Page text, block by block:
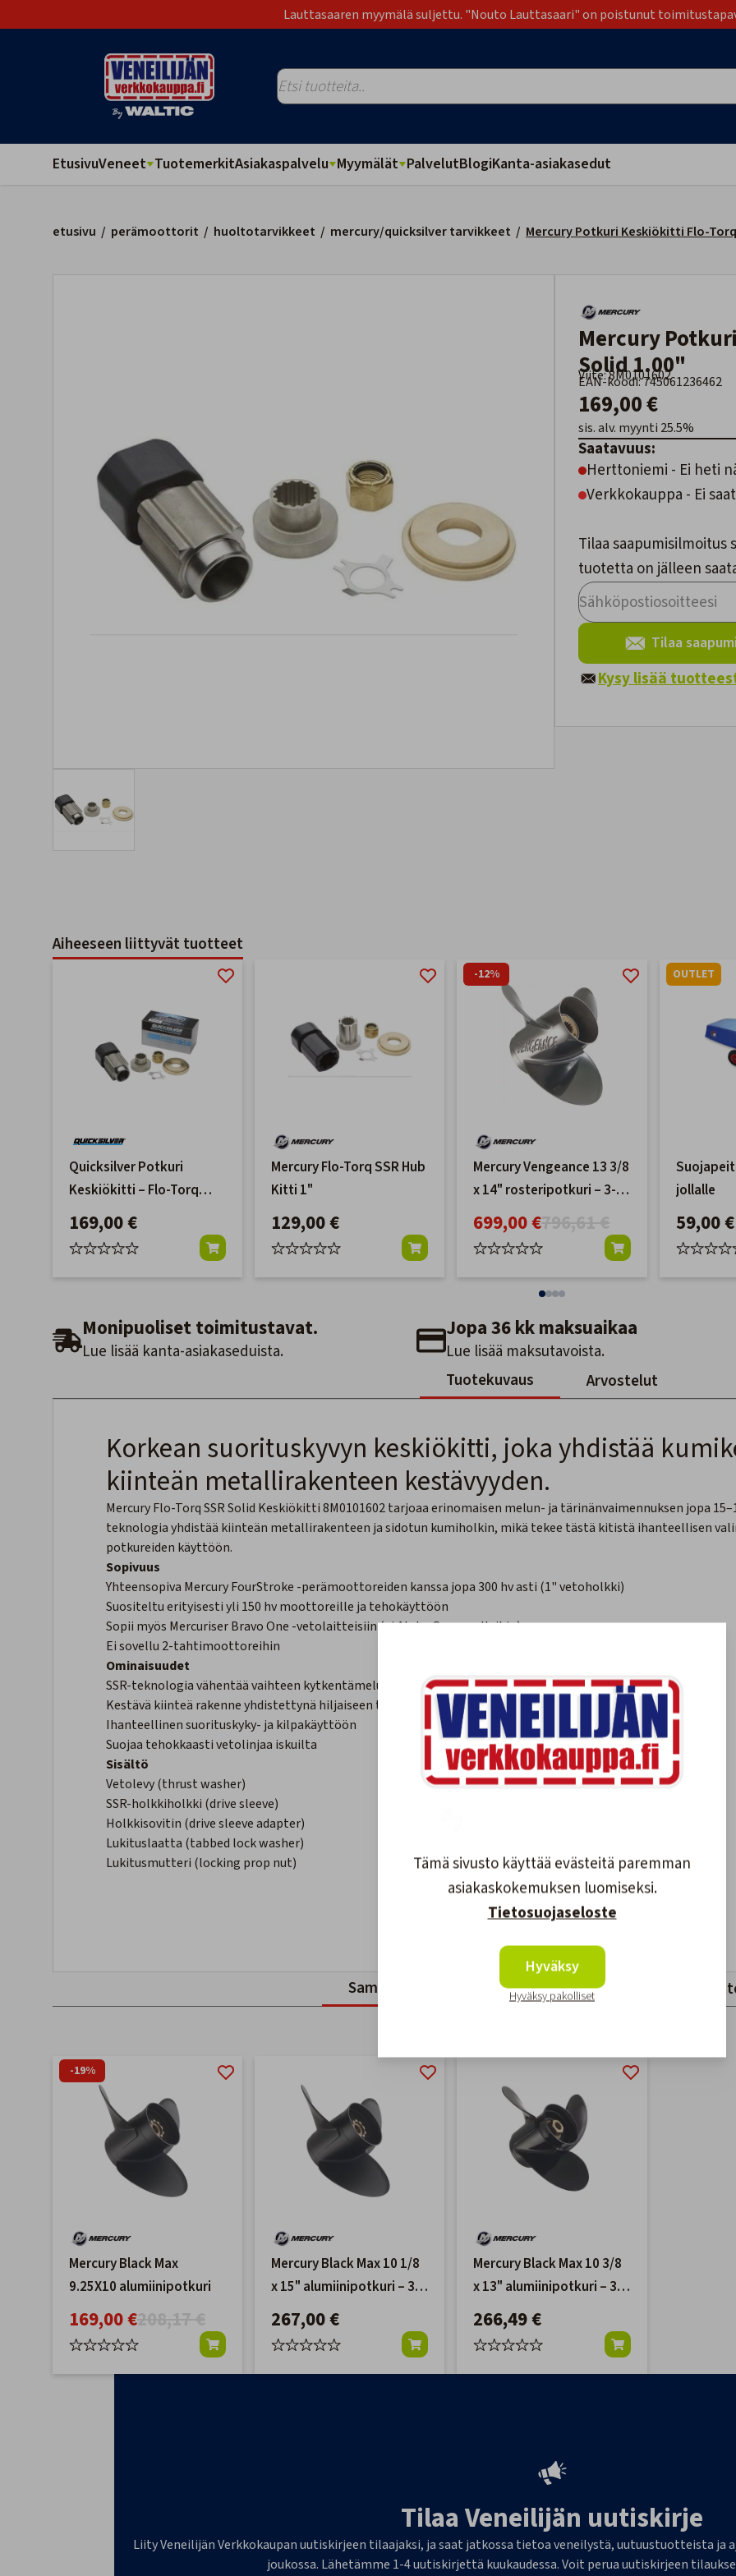
Lauttasaaren myymälä suljettu. "Nouto Lauttasaari" on poistunut
EtusivuVeneet TuotemerkitAsiakaspalvelu Myymälät PalvelutBlogiKanta-asiakasedut
etusivu / perämoottorit / huoltotarvikkeet / mercury/quicksilver tarvikkeet / Mercury Potkuri Keskiökitti Flo-Torq
Mercury Potkuri Keskiökitti Flo-Torq SSR
Solid 1.00"
Viite: 8M0101602
EAN-koodi: 745061236462
169,00 €
sis. alv. myynti 25.5%
Saatavuus:
Herttoniemi - Ei heti
Verkkokauppa - Ei
Tilaa
tuotetta on jälleen
Tilaa
Kysy lisää
Aiheeseen liittyvät tuotteet
Quicksilver Potkuri
Keskiökitti – Flo-Torq
SSR Solid – Mercury 40–
350 hv, Ø 1" akseli
169,00 €
Mercury Flo-Torq SSR Hub
Kitti 1"
129,00 €
-12%
Mercury Vengeance 13 3/8
x 14" rosteripotkuri – 3-
lapainen
699,00 €
OUTLET
jollalle
59,00 €
Monipuoliset toimitustavat.
Lue lisää kanta-asiakaseduista.
Jopa 36 kk maksuaikaa
Lue lisää maksutavoista.
Tuotekuvaus
Arvostelut
Korkean suorituskyvyn keskiökitti, joka yhdistää
kiinteän metallirakenteen kestävyyden.
Mercury Flo-Torq SSR Solid Keskiökitti 8M0101602 tarjoaa erinomaisen melun- ja tärinänvaimennuksen jopa
teknologia yhdistää kiinteän metallirakenteen ja sidotun kumiholkin, mikä tekee tästä kitistä ihanteellisen
potkureiden käyttöön.
Sopivuus
Yhteensopiva Mercury FourStroke -perämoottoreiden kanssa jopa 300 hv asti (1" vetoholkki)
Suositeltu erityisesti yli 150 hv moottoreille ja tehokäyttöön
Sopii myös Mercuriser Bravo One -vetolaitteisiin (ei Alpha One -malleihin)
Ei sovellu 2-tahtimoottoreihin
Ominaisuudet
SSR-teknologia vähentää vaihteen kytkentämelua 15–18 %
Kestävä kiinteä rakenne yhdistettynä hiljaiseen toimintaan
Ihanteellinen suorituskyky- ja kilpakäyttöön
Suojaa tehokkaasti vetolinjaa iskuilta
Sisältö
Vetolevy (thrust washer)
SSR-holkkiholkki (drive sleeve)
Holkkisovitin (drive sleeve adapter)
Lukituslaatta (tabbed lock washer)
Lukitusmutteri (locking prop nut)
Samankaltaiset tuotteet Viimeksi katsotut
-19%
Mercury Black Max
9.25X10 alumiinipotkuri
169,00 €
Mercury Black Max 10 1/8
x 15" alumiinipotkuri – 3-
lapainen
267,00 €
Mercury Black Max 10 3/8
x 13" alumiinipotkuri – 3-
lapainen
266,49 €
Tilaa Veneilijän uutiskirje
Liity Veneilijän Verkkokaupan uutiskirjeen tilaajaksi, ja saat jatkossa tietoa veneilystä, uutuustuotteista
joukossa. Lähetämme 1-4 uutiskirjettä kuukaudessa. Voit perua uutiskirjeen
Tämä sivusto käyttää evästeitä paremman
asiakaskokemuksen luomiseksi.
Tietosuojaseloste
Hyväksy
Hyväksy pakolliset